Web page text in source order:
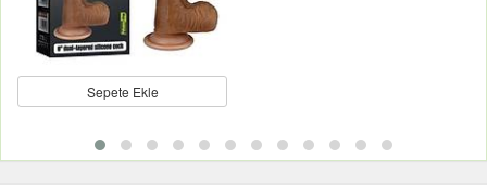
Sepete Ekle